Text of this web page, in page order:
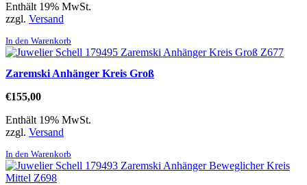
Enthält 19% MwSt.
zzgl. Versand
In den Warenkorb
Zaremski Anhänger Kreis Groß
€155,00
Enthält 19% MwSt.
zzgl. Versand
In den Warenkorb